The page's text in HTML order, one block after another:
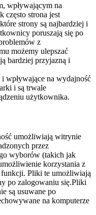
wpływającym na
często strona jest
strony są najbardziej i
poruszają się po
z
możemy ulepszać
bardziej przyjazną i
wpływające na wydajność
i są trwale
użytkownika.
umożliwiają witrynie
przez
wyborów (takich jak
korzystania z
funkcji. Pliki te umożliwiają
po zalogowaniu się.Pliki
są usuwane po
na komputerze